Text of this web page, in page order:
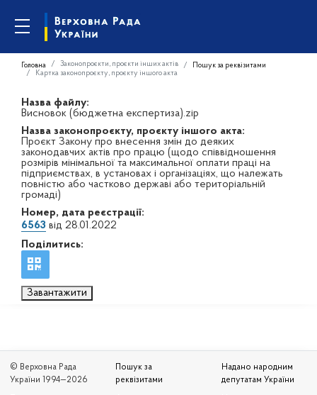
Головна Законопроєкти, проєкти інших актів
Пошук за реквізитами
Картка законопроєкту, проєкту іншого акта
Назва файлу:
Висновок (бюджетна експертиза).zip
Назва законопроєкту, проєкту іншого акта:
Проєкт Закону про внесення змін до деяких
законодавчих актів про працю (щодо співвідношення
розмірів мінімальної та максимальної оплати праці на
підприємствах, в установах і організаціях, що належать
повністю або частково державі або територіальній
громаді)
Номер, дата реєстрації:
6563 від 28.01.2022
Поділитись:
Завантажити
© Верховна Рада
України 1994—2026
Пошук за
реквізитами
Надано народним
депутатам України